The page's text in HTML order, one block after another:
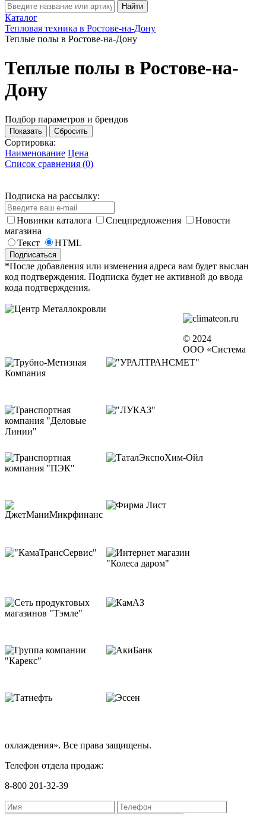
Каталог
Тепловая техника в Ростове-на-Дону
Теплые полы в Ростове-на-Дону
Теплые полы в Ростове-на-
Дону
Подбор параметров и брендов
Сортировка:
Наименование Цена
Список сравнения (0)
Подписка на рассылку:
Новинки каталога Спецпредложения
Новости
магазина
Текст
HTML
*После добавления или изменения адреса вам будет выслан
код подтверждения. Подписка будет не активной до ввода
кода подтверждения.
© 2024
ООО «Система
охлаждения». Все права защищены.
Телефон отдела продаж:
8-800 201-32-39